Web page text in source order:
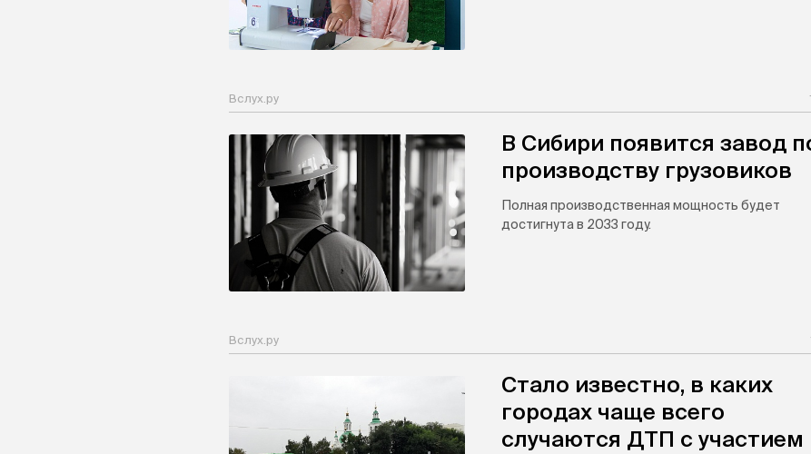
Вслух.ру
В Сибири появится завод
производству грузовиков
Полная производственная мощность будет
достигнута в 2033 году.
Вслух.ру
Стало известно, в каких
городах чаще всего
случаются ДТП с участием